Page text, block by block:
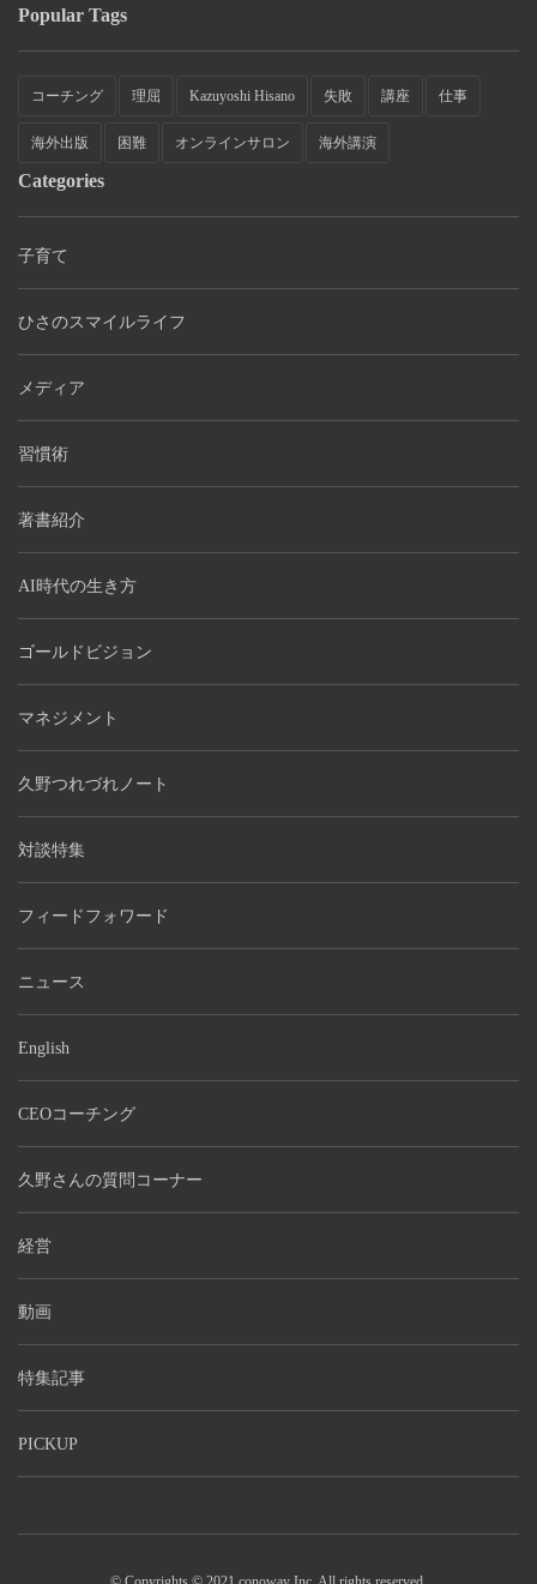
Popular Tags
コーチング 理屈 Kazuyoshi Hisano 失敗 講座 仕事
海外出版 困難 オンラインサロン 海外講演
Categories
子育て
ひさのスマイルライフ
メディア
習慣術
著書紹介
AI時代の生き方
ゴールドビジョン
マネジメント
久野つれづれノート
対談特集
フィードフォワード
ニュース
English
CEOコーチング
久野さんの質問コーナー
経営
動画
特集記事
PICKUP